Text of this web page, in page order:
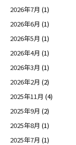
2026年7月 (1)
2026年6月 (1)
2026年5月 (1)
2026年4月 (1)
2026年3月 (1)
2026年2月 (2)
2025年11月 (4)
2025年9月 (2)
2025年8月 (1)
2025年7月 (1)